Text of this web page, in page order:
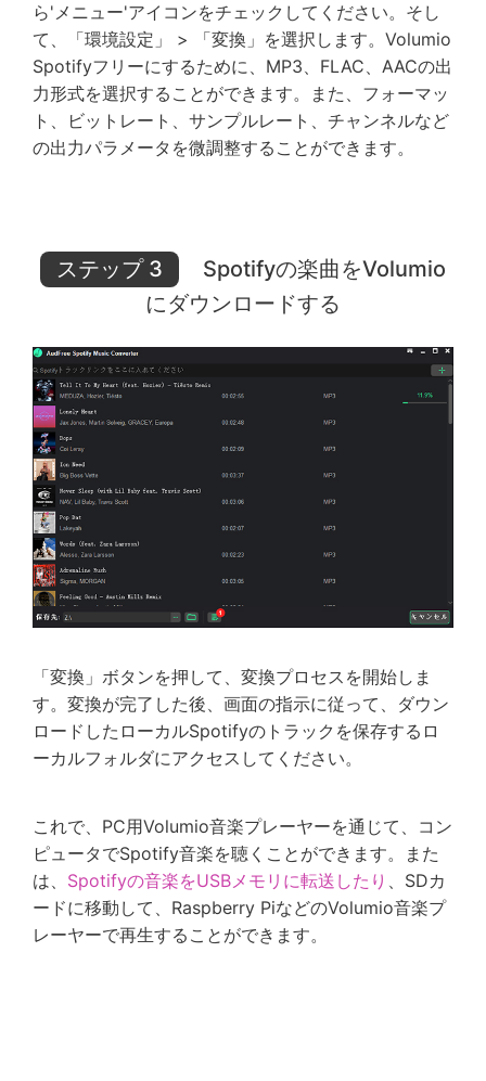
ら'メニュー'アイコンをチェックしてください。そし
て、「環境設定」 > 「変換」を選択します。Volumio
Spotifyフリーにするために、MP3、FLAC、AACの出
力形式を選択することができます。また、フォーマッ
ト、ビットレート、サンプルレート、チャンネルなど
の出力パラメータを微調整することができます。
ステップ 3
Spotifyの楽曲をVolumio
にダウンロードする
「変換」ボタンを押して、変換プロセスを開始しま
す。変換が完了した後、画面の指示に従って、ダウン
ロードしたローカルSpotifyのトラックを保存するロ
ーカルフォルダにアクセスしてください。
これで、PC用Volumio音楽プレーヤーを通じて、コン
ピュータでSpotify音楽を聴くことができます。また
は、 Spotifyの音楽をUSBメモリに転送したり
、SDカ
ードに移動して、Raspberry PiなどのVolumio音楽プ
レーヤーで再生することができます。